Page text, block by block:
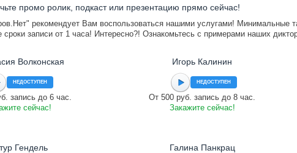
промо ролик, подкаст или презентацию прямо сейчас!
рекомендует Вам воспользоваться нашими услугами! Минимальные
записи от 1 часа! Интересно?! Ознакомьтесь с примерами наших
Волконская
НЕДОСТУПЕН
запись до 6 час.
сейчас!
Игорь Калинин
НЕДОСТУПЕН
От 500 руб. запись до 8 час.
Закажите сейчас!
Гендель Галина Панкрац